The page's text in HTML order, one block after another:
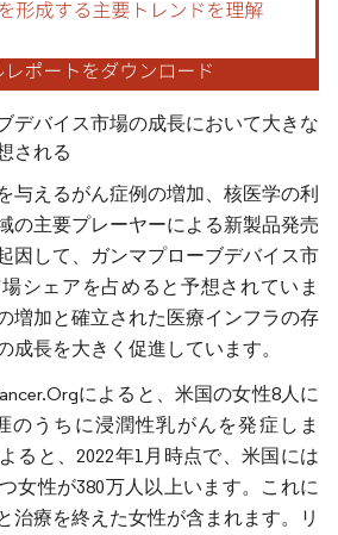
デバイス市場の成長において大きな
される
与えるがん症例の増加、核医学の利
の主要プレーヤーによる新製品発売
因して、ガンマプローブデバイス市
シェアを占めると予想されていま
増加と確立された医療インフラの存
成長を大きく促進しています。
によると、米国の女性8人に
のうちに浸潤性乳がんを発症しま
ると、2022年1月時点で、米国には
女性が380万人以上います。これに
治療を終えた女性が含まれます。リ